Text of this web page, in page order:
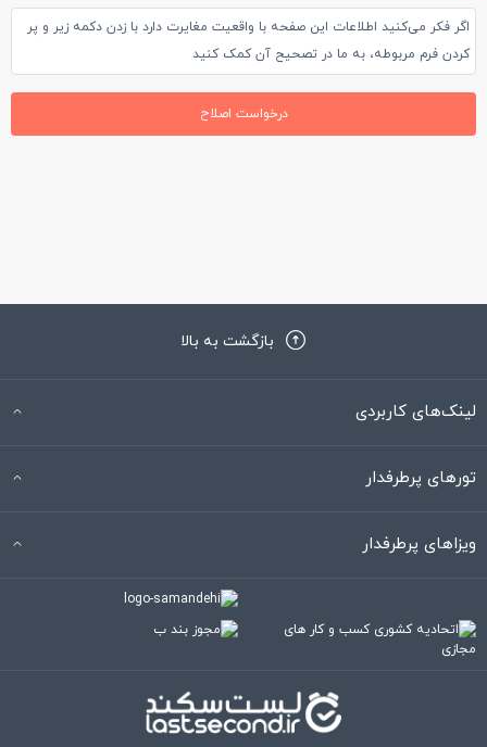
اگر فکر می‌کنید اطلاعات این صفحه با واقعیت مغایرت دارد با زدن دکمه زیر و پر
کردن فرم مربوطه، به ما در تصحیح آن کمک کنید
درخواست اصلاح
بازگشت به بالا
لینک‌های کاربردی
تورهای پرطرفدار
ویزاهای پرطرفدار